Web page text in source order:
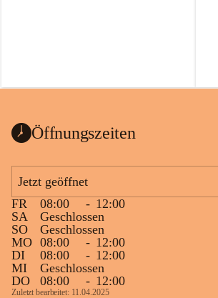
Öffnungszeiten
Jetzt geöffnet
FR
08:00 - 12:00
SA
Geschlossen
SO
Geschlossen
MO 08:00 - 12:00
DI
08:00 - 12:00
MI
Geschlossen
DO
08:00 - 12:00
Zuletzt bearbeitet: 11.04.2025